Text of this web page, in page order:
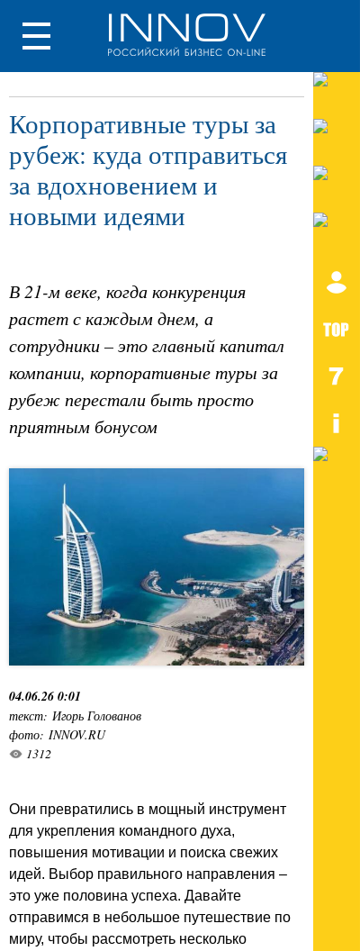
Корпоративные туры за
рубеж: куда отправиться
за вдохновением и
новыми идеями
В 21-м веке, когда конкуренция
растет с каждым днем, а
сотрудники – это главный капитал
компании, корпоративные туры за
рубеж перестали быть просто
приятным бонусом
04.06.26 0:01
текст: Игорь Голованов
фото: INNOV.RU
1312
Они превратились в мощный инструмент
для укрепления командного духа,
повышения мотивации и поиска свежих
идей. Выбор правильного направления –
это уже половина успеха. Давайте
отправимся в небольшое путешествие по
миру, чтобы рассмотреть несколько